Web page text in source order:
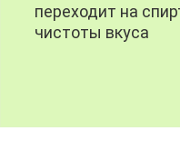
переходит на
чистоты вкуса